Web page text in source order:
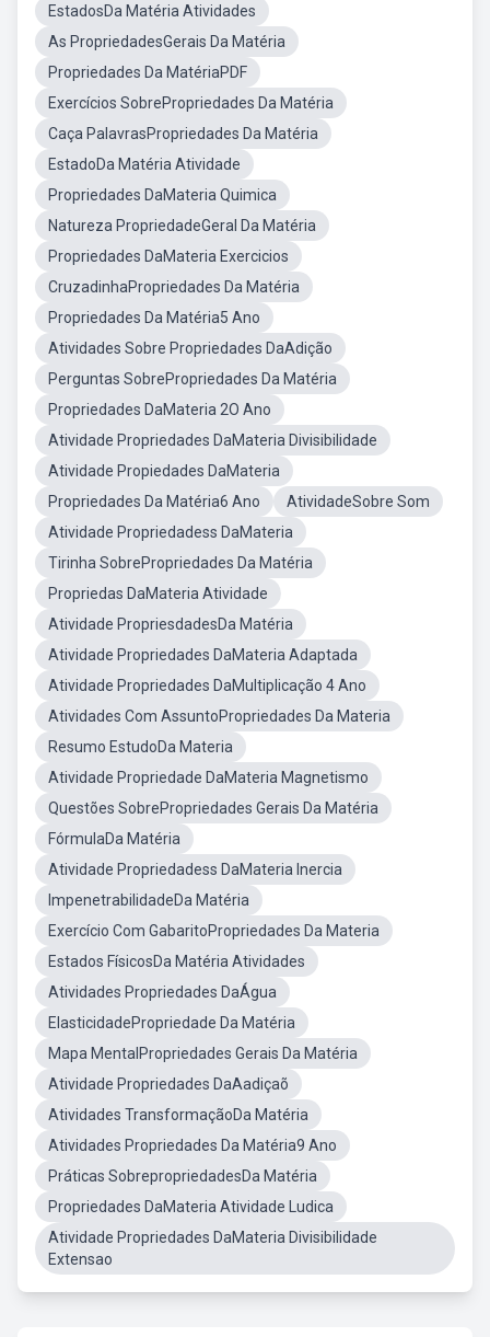
EstadosDa Matéria Atividades
As PropriedadesGerais Da Matéria
Propriedades Da MatériaPDF
Exercícios SobrePropriedades Da Matéria
Caça PalavrasPropriedades Da Matéria
EstadoDa Matéria Atividade
Propriedades DaMateria Quimica
Natureza PropriedadeGeral Da Matéria
Propriedades DaMateria Exercicios
CruzadinhaPropriedades Da Matéria
Propriedades Da Matéria5 Ano
Atividades Sobre Propriedades DaAdição
Perguntas SobrePropriedades Da Matéria
Propriedades DaMateria 2O Ano
Atividade Propriedades DaMateria Divisibilidade
Atividade Propiedades DaMateria
Propriedades Da Matéria6 Ano
AtividadeSobre Som
Atividade Propriedadess DaMateria
Tirinha SobrePropriedades Da Matéria
Propriedas DaMateria Atividade
Atividade PropriesdadesDa Matéria
Atividade Propriedades DaMateria Adaptada
Atividade Propriedades DaMultiplicação 4 Ano
Atividades Com AssuntoPropriedades Da Materia
Resumo EstudoDa Materia
Atividade Propriedade DaMateria Magnetismo
Questões SobrePropriedades Gerais Da Matéria
FórmulaDa Matéria
Atividade Propriedadess DaMateria Inercia
ImpenetrabilidadeDa Matéria
Exercício Com GabaritoPropriedades Da Materia
Estados FísicosDa Matéria Atividades
Atividades Propriedades DaÁgua
ElasticidadePropriedade Da Matéria
Mapa MentalPropriedades Gerais Da Matéria
Atividade Propriedades DaAadiçaõ
Atividades TransformaçãoDa Matéria
Atividades Propriedades Da Matéria9 Ano
Práticas SobrepropriedadesDa Matéria
Propriedades DaMateria Atividade Ludica
Atividade Propriedades DaMateria Divisibilidade
Extensao